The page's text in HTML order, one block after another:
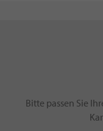
Bitte passen Sie